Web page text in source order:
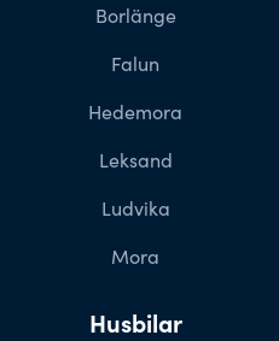
Borlänge
Falun
Hedemora
Leksand
Ludvika
Mora
Husbilar